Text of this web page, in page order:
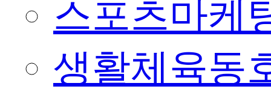
스포츠마케
생활체육동